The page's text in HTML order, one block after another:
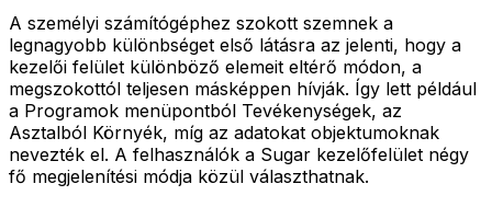
A személyi számítógéphez szokott szemnek a
legnagyobb különbséget első látásra az jelenti, hogy a
kezelői felület különböző elemeit eltérő módon, a
megszokottól teljesen másképpen hívják. Így lett például
a Programok menüpontból Tevékenységek, az
Asztalból Környék, míg az adatokat objektumoknak
nevezték el. A felhasználók a Sugar kezelőfelület négy
fő megjelenítési módja közül választhatnak.